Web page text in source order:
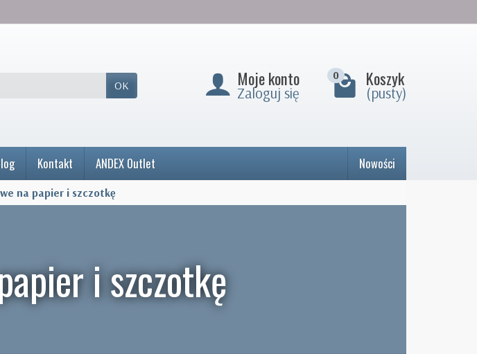
OK Moje konto
Zaloguj się
0 Koszyk
(pusty)
Kontakt ANDEX Outlet Nowości
na papier i szczotkę
i szczotkę